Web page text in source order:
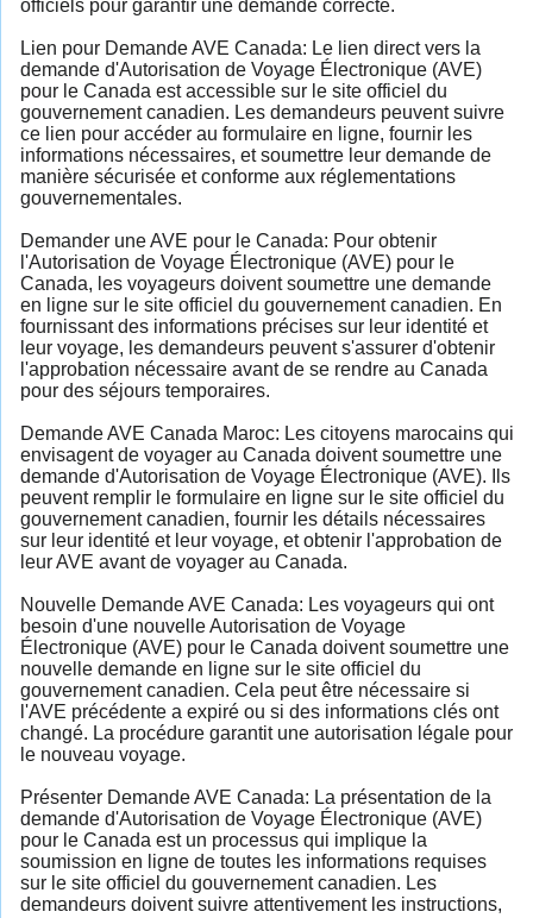
officiels pour garantir une demande correcte.
Lien pour Demande AVE Canada: Le lien direct vers la
demande d'Autorisation de Voyage Électronique (AVE)
pour le Canada est accessible sur le site officiel du
gouvernement canadien. Les demandeurs peuvent suivre
ce lien pour accéder au formulaire en ligne, fournir les
informations nécessaires, et soumettre leur demande de
manière sécurisée et conforme aux réglementations
gouvernementales.
Demander une AVE pour le Canada: Pour obtenir
l'Autorisation de Voyage Électronique (AVE) pour le
Canada, les voyageurs doivent soumettre une demande
en ligne sur le site officiel du gouvernement canadien. En
fournissant des informations précises sur leur identité et
leur voyage, les demandeurs peuvent s'assurer d'obtenir
l'approbation nécessaire avant de se rendre au Canada
pour des séjours temporaires.
Demande AVE Canada Maroc: Les citoyens marocains qui
envisagent de voyager au Canada doivent soumettre une
demande d'Autorisation de Voyage Électronique (AVE). Ils
peuvent remplir le formulaire en ligne sur le site officiel du
gouvernement canadien, fournir les détails nécessaires
sur leur identité et leur voyage, et obtenir l'approbation de
leur AVE avant de voyager au Canada.
Nouvelle Demande AVE Canada: Les voyageurs qui ont
besoin d'une nouvelle Autorisation de Voyage
Électronique (AVE) pour le Canada doivent soumettre une
nouvelle demande en ligne sur le site officiel du
gouvernement canadien. Cela peut être nécessaire si
l'AVE précédente a expiré ou si des informations clés ont
changé. La procédure garantit une autorisation légale pour
le nouveau voyage.
Présenter Demande AVE Canada: La présentation de la
demande d'Autorisation de Voyage Électronique (AVE)
pour le Canada est un processus qui implique la
soumission en ligne de toutes les informations requises
sur le site officiel du gouvernement canadien. Les
demandeurs doivent suivre attentivement les instructions,